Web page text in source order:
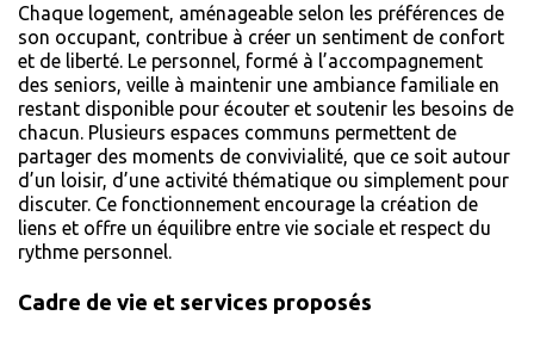
Chaque logement, aménageable selon les préférences de
son occupant, contribue à créer un sentiment de confort
et de liberté. Le personnel, formé à l’accompagnement
des seniors, veille à maintenir une ambiance familiale en
restant disponible pour écouter et soutenir les besoins de
chacun. Plusieurs espaces communs permettent de
partager des moments de convivialité, que ce soit autour
d’un loisir, d’une activité thématique ou simplement pour
discuter. Ce fonctionnement encourage la création de
liens et offre un équilibre entre vie sociale et respect du
rythme personnel.
Cadre de vie et services proposés